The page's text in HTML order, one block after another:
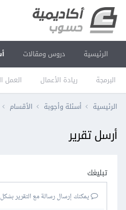
الرئيسية دروس ومقالات
البرمجة ريادة الأعمال العمل
الرئيسية أسئلة وأجوبة الأقسام
أرسل تقرير
تبليغك
يمكنك إرسال رسالة مع التقرير